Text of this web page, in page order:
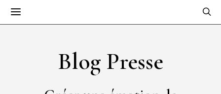
Blog Presse